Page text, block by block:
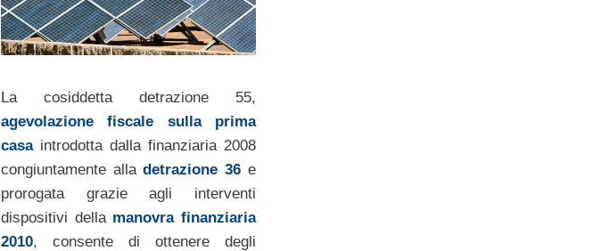
La cosiddetta detrazione 55,
agevolazione fiscale sulla prima
casaintrodotta dalla finanziaria 2008
congiuntamente alladetrazione 36 e
prorogata grazie agli interventi
dispositivi della manovra finanziaria
2010, consente di ottenere degli